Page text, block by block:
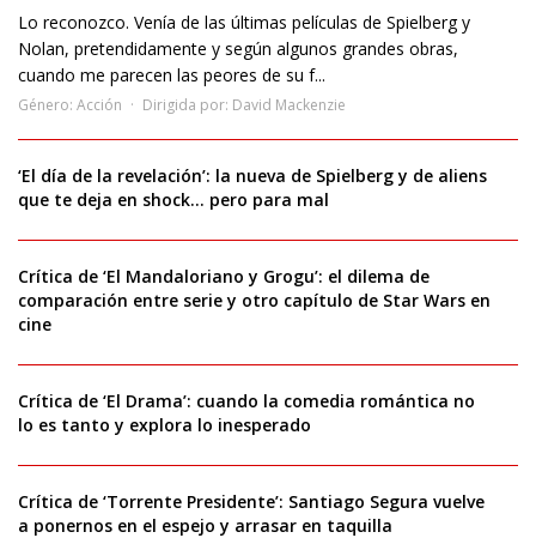
Lo reconozco. Venía de las últimas películas de Spielberg y
Nolan, pretendidamente y según algunos grandes obras,
cuando me parecen las peores de su f...
Género: Acción Dirigida por: David Mackenzie
‘El día de la revelación’: la nueva de Spielberg y de aliens
que te deja en shock… pero para mal
Crítica de ‘El Mandaloriano y Grogu’: el dilema de
comparación entre serie y otro capítulo de Star Wars en
cine
Crítica de ‘El Drama’: cuando la comedia romántica no
lo es tanto y explora lo inesperado
Crítica de ‘Torrente Presidente’: Santiago Segura vuelve
a ponernos en el espejo y arrasar en taquilla